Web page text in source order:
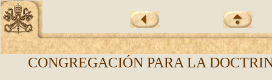
CONGREGACIÓN PARA LA